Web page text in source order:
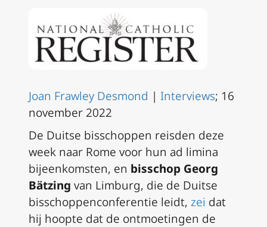
Joan Frawley Desmond | Interviews; 16
november 2022
De Duitse bisschoppen reisden deze
week naar Rome voor hun ad limina
bijeenkomsten, en bisschop Georg
Bätzing van Limburg, die de Duitse
bisschoppenconferentie leidt, zei dat
hij hoopte dat de ontmoetingen de